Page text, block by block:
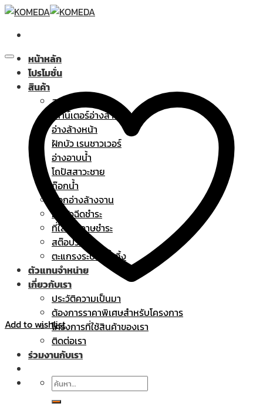
Skip
content
หน้าหลัก
โปรโมชั่น
สินค้า
สุขภัณฑ์
เคาน์เตอร์อ่างล้างหน้า
อ่างล้างหน้า
ฝักบัว เรนชาวเวอร์
อ่างอาบน้ำ
โถปัสสาวะชาย
ก๊อกน้ำ
ก๊อกอ่างล้างจาน
ฝักบัวฉีดชำระ
ที่ใส่กระดาษชำระ
สต๊อปวาล์ว
ตะแกรงระบายน้ำทิ้ง
ตัวแทนจำหน่าย
เกี่ยวกับเรา
ประวัติความเป็นมา
ต้องการราคาพิเศษสำหรับโครงการ
โครงการที่ใช้สินค้าของเรา
ติดต่อเรา
ร่วมงานกับเรา
ค้นหา:
Add to wishlist